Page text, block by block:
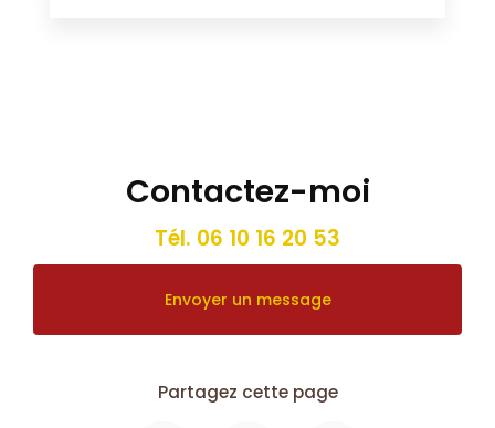
Contactez-moi
Tél. 06 10 16 20 53
Envoyer un message
Partagez cette page